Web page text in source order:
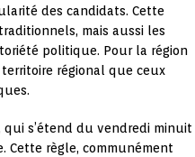
des candidats. Cette
mais aussi les
politique. Pour la région
régional que ceux
s’étend du vendredi minuit
Cette règle, communément